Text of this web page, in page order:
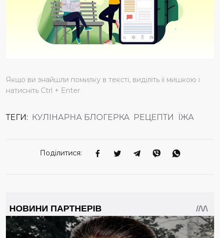
Якщо ви знайшли помилку в тексті, виділіть її мишкою і
натисніть Ctrl + Enter
ТЕГИ: КУЛІНАРНА БЛОГЕРКА РЕЦЕПТИ ЇЖА
Поділитися: